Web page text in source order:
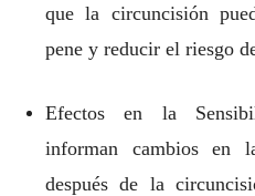
que la circuncisión
pene y reducir el riesgo
Efectos en la
informan cambios en
después de la